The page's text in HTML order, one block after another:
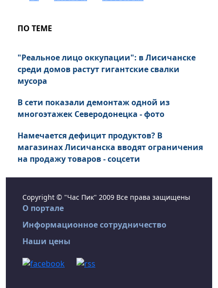
ПО ТЕМЕ
"Реальное лицо оккупации": в Лисичанске
среди домов растут гигантские свалки
мусора
В сети показали демонтаж одной из
многоэтажек Северодонецка - фото
Намечается дефицит продуктов? В
магазинах Лисичанска вводят ограничения
на продажу товаров - соцсети
Copyright © "Час Пик" 2009 Все права защищены
О портале
Информационное сотрудничество
Наши цены